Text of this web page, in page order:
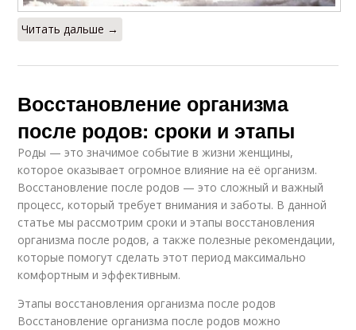
Читать дальше →
Восстановление организма
после родов: сроки и этапы
Роды — это значимое событие в жизни женщины,
которое оказывает огромное влияние на её организм.
Восстановление после родов — это сложный и важный
процесс, который требует внимания и заботы. В данной
статье мы рассмотрим сроки и этапы восстановления
организма после родов, а также полезные рекомендации,
которые помогут сделать этот период максимально
комфортным и эффективным.
Этапы восстановления организма после родов
Восстановление организма после родов можно